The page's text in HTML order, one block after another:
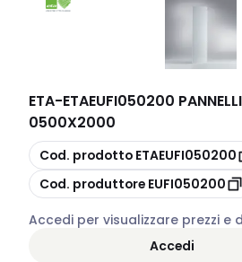
ETA-ETAEUFI050200
0500X2000
copia
Cod. prodotto ETAEUFI050200
copia
Cod. produttore EUFI050200
Accedi per visualizzare prezzi e
Accedi